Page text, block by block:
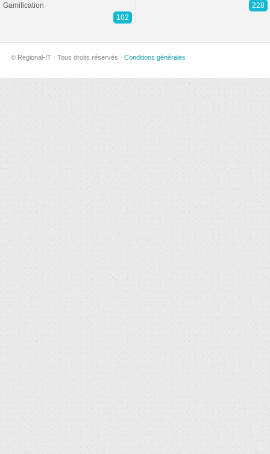
Gamification
102
228
© Regional-IT · Tous droits réservés · Conditions générales